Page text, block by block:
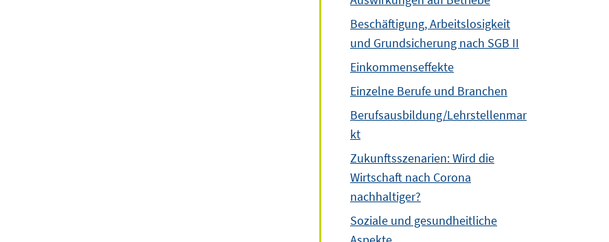
Beschäftigung, Arbeitslosigkeit
und Grundsicherung nach SGB II
Einkommenseffekte
Einzelne Berufe und Branchen
Berufsausbildung/Lehrstellenmar
kt
Zukunftsszenarien: Wird die
Wirtschaft nach Corona
nachhaltiger?
Soziale und gesundheitliche